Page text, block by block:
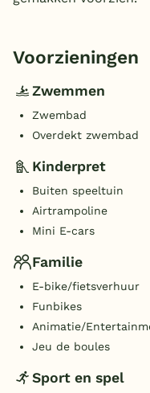
Voorzieningen
Zwemmen
Zwembad
Overdekt zwembad
Kinderpret
Buiten speeltuin
Airtrampoline
Mini E-cars
Familie
E-bike/fietsverhuur
Funbikes
Animatie/
Jeu de boules
Sport en spel